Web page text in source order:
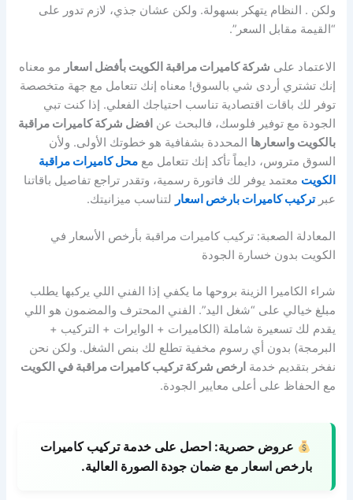
ولكن . النظام يتهكر بسهولة. ولكن عشان جذي، لازم تدور على
“القيمة مقابل السعر”.
الاعتماد على شركة كاميرات مراقبة الكويت بأفضل اسعار مو معناه
إنك تشتري أردى شي بالسوق! معناه إنك تتعامل مع جهة متخصصة
توفر لك باقات اقتصادية تناسب احتياجك الفعلي. إذا كنت تبي
الجودة مع توفير فلوسك، فالبحث عن افضل شركة كاميرات مراقبة
بالكويت واسعارها المحددة بشفافية هو خطوتك الأولى. ولأن
السوق متروس، دايماً تأكد إنك تتعامل معمحل كاميرات مراقبة
الكويت معتمد يوفر لك فاتورة رسمية، وتقدر تراجع تفاصيل باقاتنا
عبرتركيب كاميرات بارخص اسعار لتناسب ميزانيتك.
المعادلة الصعبة: تركيب كاميرات مراقبة بأرخص الأسعار في
الكويت بدون خسارة الجودة
شراء الكاميرا الزينة بروحها ما يكفي إذا الفني اللي يركبها يطلب
مبلغ خيالي على “شغل اليد”. الفني المحترف والمضمون هو اللي
يقدم لك تسعيرة شاملة (الكاميرات + الوايرات + التركيب +
البرمجة) بدون أي رسوم مخفية تطلع لك بنص الشغل. ولكن نحن
نفخر بتقديم خدمة ارخص شركة تركيب كاميرات مراقبة في الكويت
مع الحفاظ على أعلى معايير الجودة.
عروض حصرية: احصل على خدمة تركيب كاميرات
بارخص اسعار مع ضمان جودة الصورة العالية.